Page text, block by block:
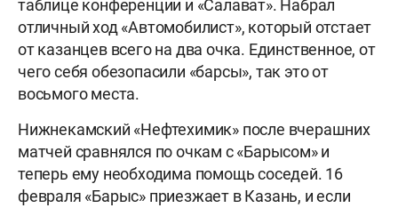
таблице конференции и «Салават». Набрал
отличный ход «Автомобилист», который отстает
от казанцев всего на два очка. Единственное, от
чего себя обезопасили «барсы», так это от
восьмого места.
Нижнекамский «Нефтехимик» после вчерашних
матчей сравнялся по очкам с «Барысом» и
теперь ему необходима помощь соседей. 16
февраля «Барыс» приезжает в Казань, и если